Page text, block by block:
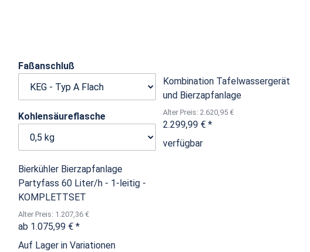
Faßanschluß
Kohlensäureflasche
Bierkühler Bierzapfanlage
Partyfass 60 Liter/h - 1-leitig -
KOMPLETTSET
Alter Preis: 1.207,36 €
ab 1.075,99 € *
Auf Lager in Variationen
Kombination Tafelwassergerät
und Bierzapfanlage
Alter Preis: 2.620,95 €
2.299,99 € *
verfügbar